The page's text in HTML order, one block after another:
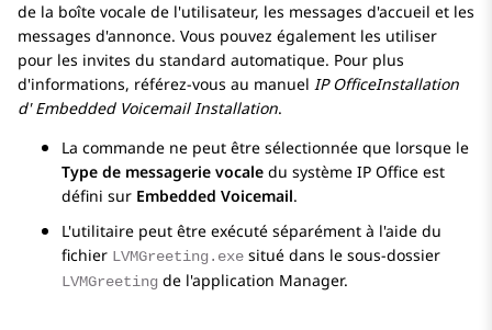
de la boîte vocale de l'utilisateur, les messages d'accueil et les
messages d'annonce. Vous pouvez également les utiliser
pour les invites du standard automatique. Pour plus
d'informations, référez-vous au manuel IP OfficeInstallation
d'Embedded VoicemailInstallation.
La commande ne peut être sélectionnée que lorsque le
Type de messagerie vocale du système IP Office est
défini sur Embedded Voicemail.
L'utilitaire peut être exécuté séparément à l'aide du
fichier LVMGreeting.exe situé dans le sous-dossier
LVMGreeting de l'application Manager.